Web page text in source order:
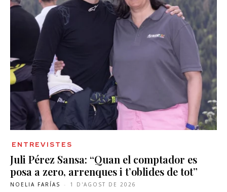
ENTREVISTES
Juli Pérez Sansa: “Quan el comptador es
posa a zero, arrenques i t’oblides de tot”
NOELIA FARÍAS - 1 D'AGOST DE 2026